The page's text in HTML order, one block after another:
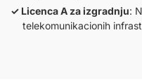
Licenca A za izgradnju:
telekomunikacionih